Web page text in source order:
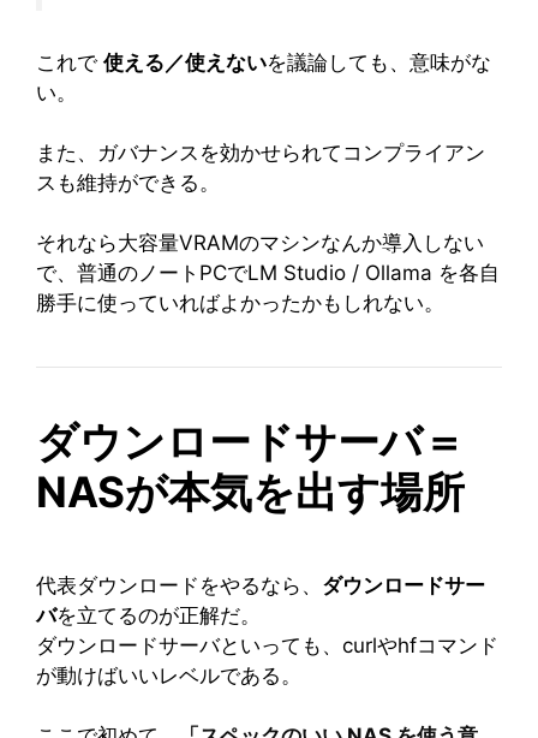
これで 使える／使えないを議論しても、意味がな
い。
また、ガバナンスを効かせられてコンプライアン
スも維持ができる。
それなら大容量VRAMのマシンなんか導入しない
で、普通のノートPCでLM Studio / Ollama を各自
勝手に使っていればよかったかもしれない。
ダウンロードサーバ＝
NASが本気を出す場所
代表ダウンロードをやるなら、 ダウンロードサー
バを立てるのが正解だ。
ダウンロードサーバといっても、curlやhfコマンド
が動けばいいレベルである。